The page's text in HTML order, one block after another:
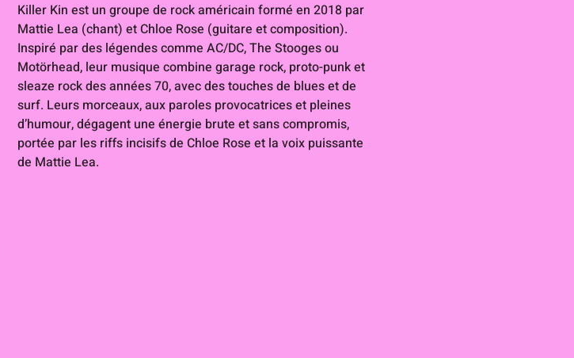
Killer Kin est un groupe de rock américain formé en 2018 par
Mattie Lea (chant) et Chloe Rose (guitare et composition).
Inspiré par des légendes comme AC/DC, The Stooges ou
Motörhead, leur musique combine garage rock, proto-punk et
sleaze rock des années 70, avec des touches de blues et de
surf. Leurs morceaux, aux paroles provocatrices et pleines
d’humour, dégagent une énergie brute et sans compromis,
portée par les riffs incisifs de Chloe Rose et la voix puissante
de Mattie Lea.